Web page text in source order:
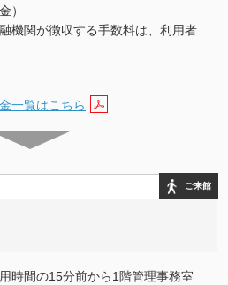
）
機関が徴収する手数料は、利用者
一覧はこちら
ご来館
時間の15分前から1階管理事務室